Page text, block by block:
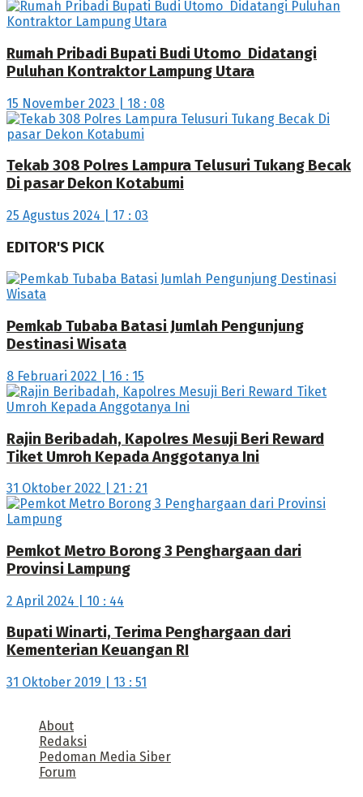
Rumah Pribadi Bupati Budi Utomo Didatangi
Puluhan Kontraktor Lampung Utara
15 November 2023 | 18 : 08
Tekab 308 Polres Lampura Telusuri Tukang Becak
Di pasar Dekon Kotabumi
25 Agustus 2024 | 17 : 03
EDITOR'S PICK
Pemkab Tubaba Batasi Jumlah Pengunjung
Destinasi Wisata
8 Februari 2022 | 16 : 15
Rajin Beribadah, Kapolres Mesuji Beri Reward
Tiket Umroh Kepada Anggotanya Ini
31 Oktober 2022 | 21 : 21
Pemkot Metro Borong 3 Penghargaan dari
Provinsi Lampung
2 April 2024 | 10 : 44
Bupati Winarti, Terima Penghargaan dari
Kementerian Keuangan RI
31 Oktober 2019 | 13 : 51
About
Redaksi
Pedoman Media Siber
Forum